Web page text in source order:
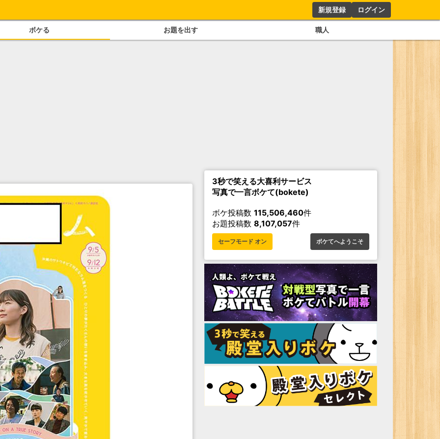
新規登録 ログイン
ボケる お題を出す 職人
3秒で笑える大喜利サービス
写真で一言ボケて(bokete)
ボケ投稿数 115,506,460件
お題投稿数 8,107,057件
セーフモード オン ボケてへようこそ